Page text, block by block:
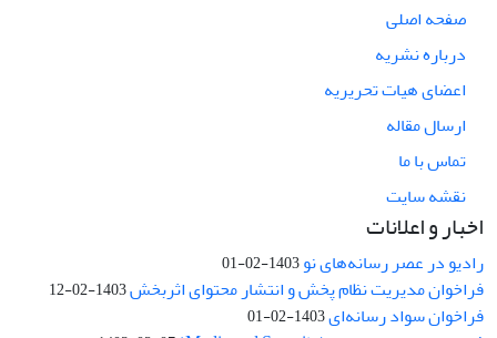
صفحه اصلی
درباره نشریه
اعضای هیات تحریریه
ارسال مقاله
تماس با ما
نقشه سایت
اخبار و اعلانات
رادیو در عصر رسانه‌های نو1403-02-01
فراخوان مدیریت نظام پخش و انتشار محتوای اثربخش1403-02-12
فراخوان سواد رسانه‌ای1403-02-01